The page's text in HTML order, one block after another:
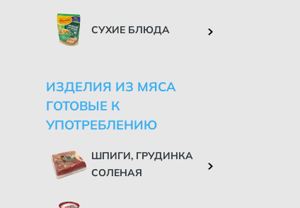
СУХИЕ БЛЮДА
ИЗДЕЛИЯ ИЗ МЯСА
ГОТОВЫЕ К
УПОТРЕБЛЕНИЮ
ШПИГИ, ГРУДИНКА
СОЛЕНАЯ